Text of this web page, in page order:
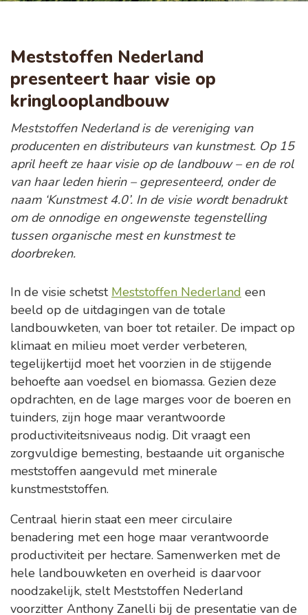
Meststoffen Nederland
presenteert haar visie op
kringlooplandbouw
Meststoffen Nederland is de vereniging van
producenten en distributeurs van kunstmest. Op 15
april heeft ze haar visie op de landbouw – en de rol
van haar leden hierin – gepresenteerd, onder de
naam ‘Kunstmest 4.0’. In de visie wordt benadrukt
om de onnodige en ongewenste tegenstelling
tussen organische mest en kunstmest te
doorbreken.
In de visie schetst Meststoffen Nederland een
beeld op de uitdagingen van de totale
landbouwketen, van boer tot retailer. De impact op
klimaat en milieu moet verder verbeteren,
tegelijkertijd moet het voorzien in de stijgende
behoefte aan voedsel en biomassa. Gezien deze
opdrachten, en de lage marges voor de boeren en
tuinders, zijn hoge maar verantwoorde
productiviteitsniveaus nodig. Dit vraagt een
zorgvuldige bemesting, bestaande uit organische
meststoffen aangevuld met minerale
kunstmeststoffen.
Centraal hierin staat een meer circulaire
benadering met een hoge maar verantwoorde
productiviteit per hectare. Samenwerken met de
hele landbouwketen en overheid is daarvoor
noodzakelijk, stelt Meststoffen Nederland
voorzitter Anthony Zanelli bij de presentatie van de